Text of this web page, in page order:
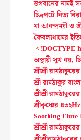
ভগবানের নামই
চিত্রপটে নিত্য
মা আনন্দময়ী ও
কৈবল্যধামের
<!DOCTYPE
অস্থায়ী সুখ নয়,
শ্রীশ্রী
শ্রী রামঠাকুর
শ্রীশ্রী
শ্রীকৃষ্ণের
Soothing
শ্রীশ্রী